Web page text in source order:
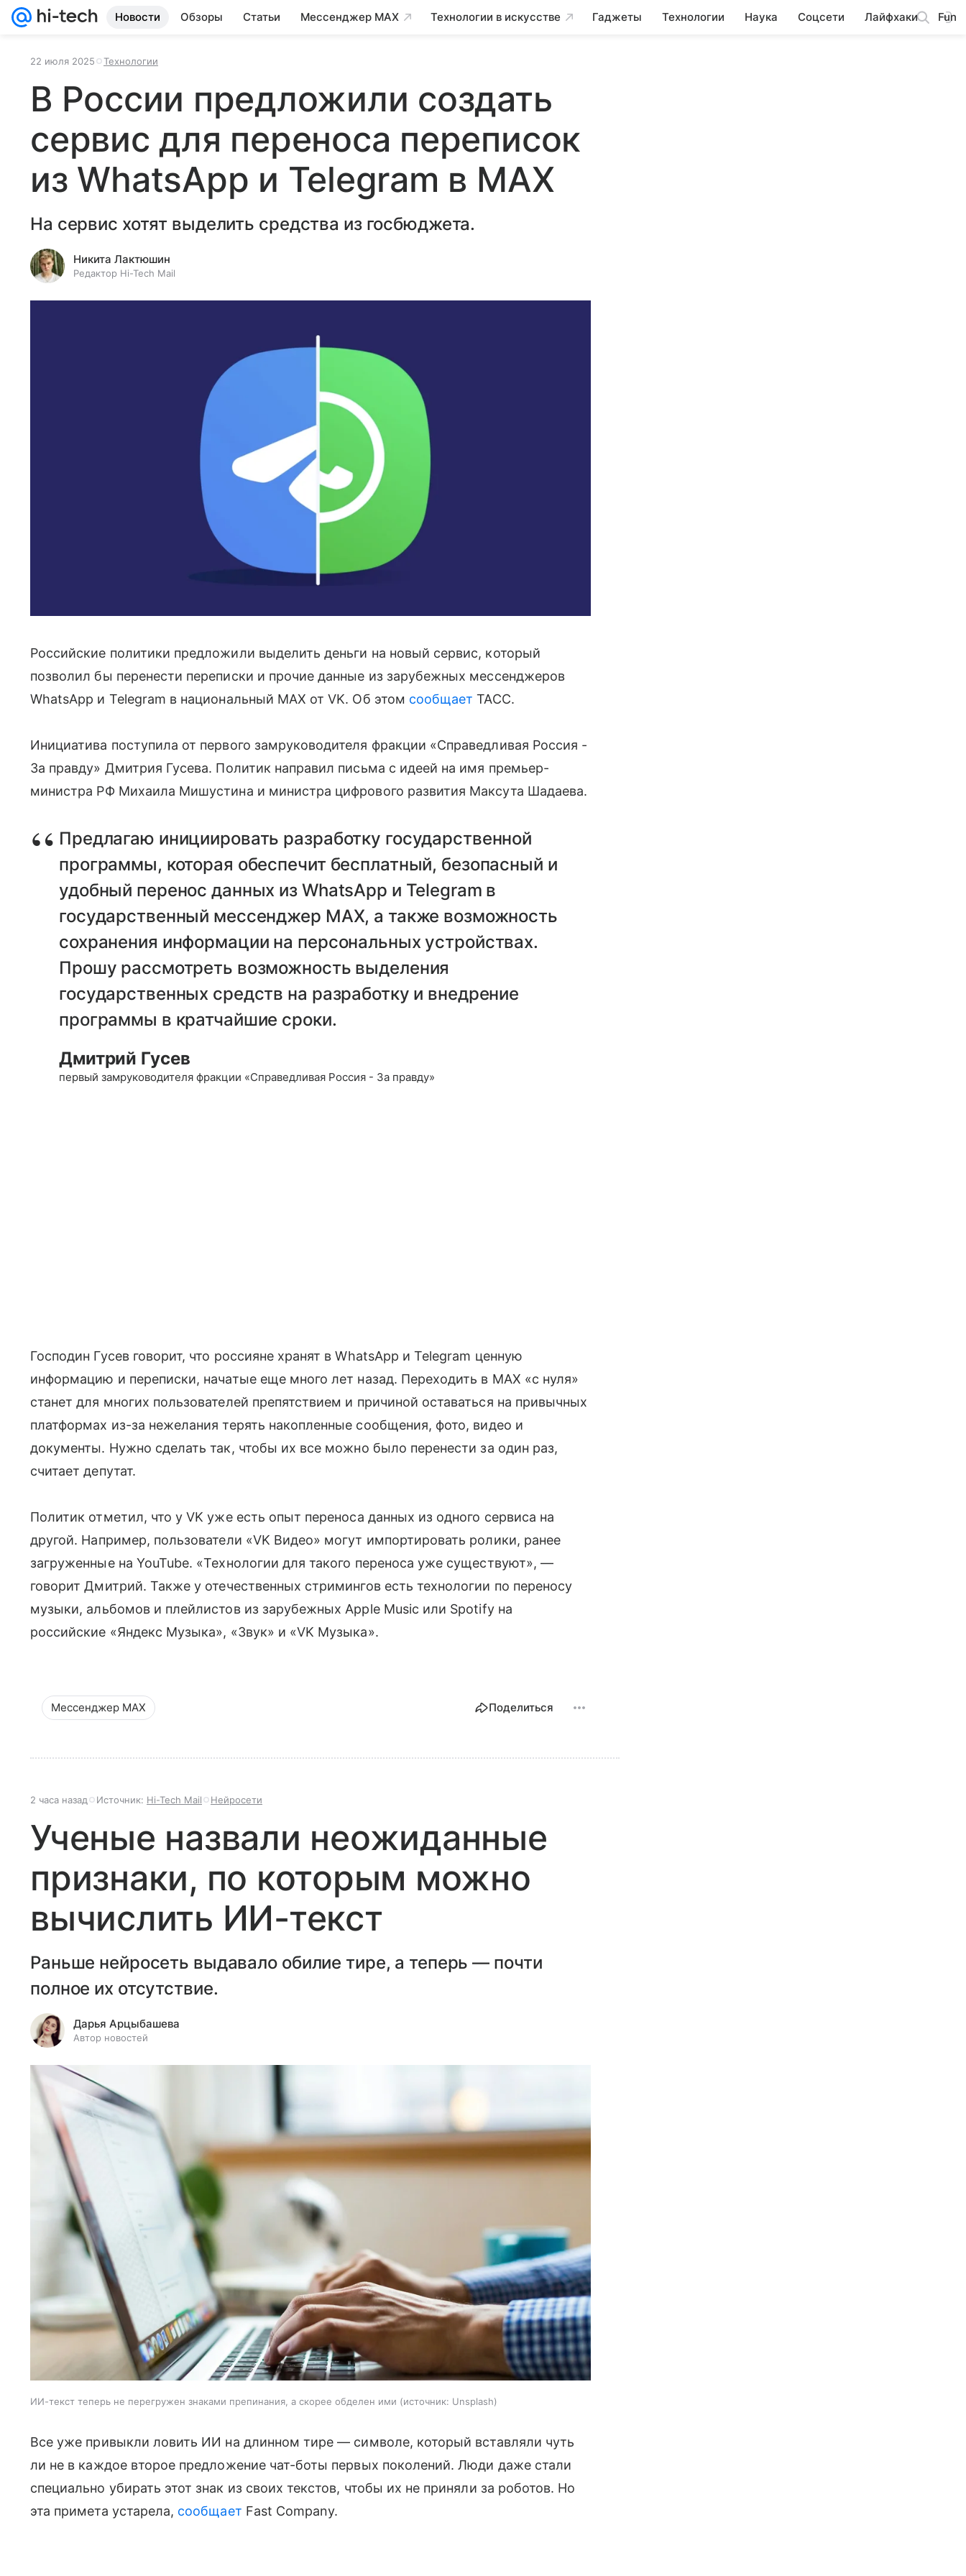
Новости Обзоры Статьи Мессенджер MAX Технологии в искусстве Гаджеты Технологии Наука Соцсети Лайфхаки Fun
22 июля 2025 Технологии
В России предложили создать
сервис для переноса переписок
из WhatsApp и Telegram в MAX
На сервис хотят выделить средства из госбюджета.
Никита Лактюшин
Редактор Hi-Tech Mail
Российские политики предложили выделить деньги на новый сервис, который
позволил бы перенести переписки и прочие данные из зарубежных мессенджеров
WhatsApp и Telegram в национальный MAX от VK. Об этом сообщает ТАСС.
Инициатива поступила от первого замруководителя фракции «Справедливая Россия -
За правду» Дмитрия Гусева. Политик направил письма с идеей на имя премьер-
министра РФ Михаила Мишустина и министра цифрового развития Максута Шадаева.
Предлагаю инициировать разработку государственной
программы, которая обеспечит бесплатный, безопасный и
удобный перенос данных из WhatsApp и Telegram в
государственный мессенджер MAX, а также возможность
сохранения информации на персональных устройствах.
Прошу рассмотреть возможность выделения
государственных средств на разработку и внедрение
программы в кратчайшие сроки.
Дмитрий Гусев
первый замруководителя фракции «Справедливая Россия - За правду»
Господин Гусев говорит, что россияне хранят в WhatsApp и Telegram ценную
информацию и переписки, начатые еще много лет назад. Переходить в MAX «с нуля»
станет для многих пользователей препятствием и причиной оставаться на привычных
платформах из-за нежелания терять накопленные сообщения, фото, видео и
документы. Нужно сделать так, чтобы их все можно было перенести за один раз,
считает депутат.
Политик отметил, что у VK уже есть опыт переноса данных из одного сервиса на
другой. Например, пользователи «VK Видео» могут импортировать ролики, ранее
загруженные на YouTube. «Технологии для такого переноса уже существуют», —
говорит Дмитрий. Также у отечественных стримингов есть технологии по переносу
музыки, альбомов и плейлистов из зарубежных Apple Music или Spotify на
российские «Яндекс Музыка», «Звук» и «VK Музыка».
Мессенджер MAX Поделиться
2 часа назад Источник: Hi-Tech Mail Нейросети
Ученые назвали неожиданные
признаки, по которым можно
вычислить ИИ-текст
Раньше нейросеть выдавало обилие тире, а теперь — почти
полное их отсутствие.
Дарья Арцыбашева
Автор новостей
ИИ-текст теперь не перегружен знаками препинания, а скорее обделен ими источник: Unsplash
Все уже привыкли ловить ИИ на длинном тире — символе, который вставляли чуть
ли не в каждое второе предложение чат-боты первых поколений. Люди даже стали
специально убирать этот знак из своих текстов, чтобы их не приняли за роботов. Но
эта примета устарела, сообщает Fast Company.